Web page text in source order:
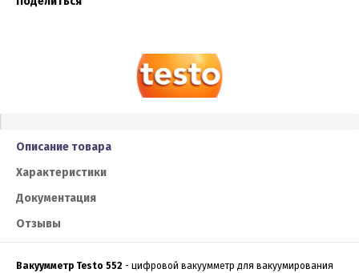
Описание товара
Характеристики
Документация
Отзывы
Вакуумметр Testo 552 - цифровой вакуумметр для вакуумирования